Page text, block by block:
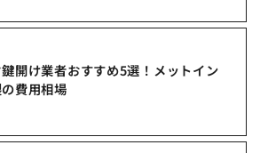
開け業者おすすめ5選！メットイン
費用相場